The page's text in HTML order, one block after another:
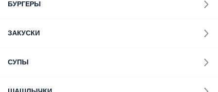
РОЛЛЫ
СУШИ
СУШИ СЕТЫ